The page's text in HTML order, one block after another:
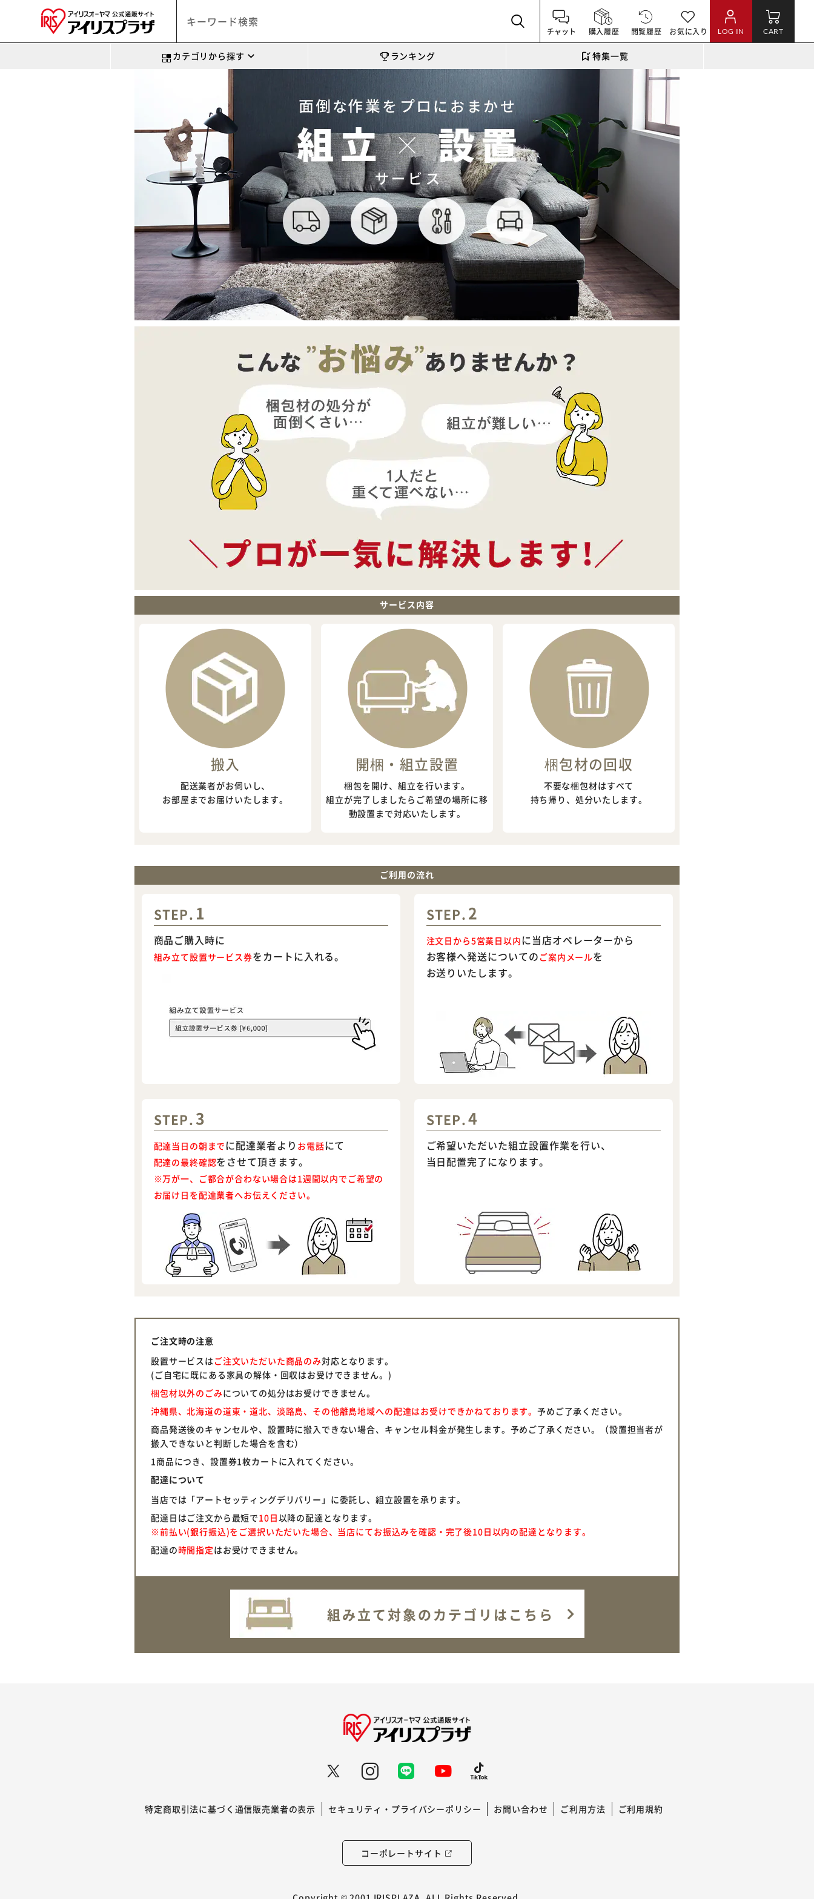
チャット 購入履歴 閲覧履歴 お気に入り LOG IN CART
カテゴリから探す ランキング 特集一覧
サービス内容
搬入
配送業者がお伺いし、
お部屋までお届けいたします。
開梱・組立設置
梱包を開け、組立を行います。
組立が完了しましたらご希望の場所に移
動設置まで対応いたします。
梱包材の回収
不要な梱包材はすべて
持ち帰り、処分いたします。
ご利用の流れ
STEP. 1
商品ご購入時に
組み立て設置サービス券をカートに入れる。
STEP. 2
注文日から5営業日以内に当店オペレーターから
お客様へ発送についての ご案内メールを
お送りいたします。
STEP. 3
配達当日の朝までに配達業者より お電話にて
配達の最終確認をさせて頂きます。
※万が一、ご都合が合わない場合は1週間以内でご希望の
お届け日を配達業者へお伝えください。
STEP.4
ご希望いただいた組立設置作業を行い、
当日配置完了になります。
ご注文時の注意
設置サービスはご注文いただいた商品のみ対応となります。
(ご自宅に既にある家具の解体・回収はお受けできません。)
梱包材以外のごみについての処分はお受けできません。
沖縄県、北海道の道東・道北、淡路島、その他離島地域への配達はお受けできかねております。予めご了承ください。
商品発送後のキャンセルや、設置時に搬入できない場合、キャンセル料金が発生します。予めご了承ください。（設置担当者が
搬入できないと判断した場合を含む）
1商品につき、設置券1枚カートに入れてください。
配達について
当店では「アートセッティングデリバリー」に委託し、組立設置を承ります。
配達日はご注文から最短で10日以降の配達となります。
※前払い(銀行振込)をご選択いただいた場合、当店にてお振込みを確認・完了後10日以内の配達となります。
配達の時間指定はお受けできません。
組み立て対象のカテゴリはこちら
特定商取引法に基づく通信販売業者の表示 セキュリティ・プライバシーポリシー お問い合わせ ご利用方法 ご利用規約
コーポレートサイト
※ご確認ください
購入手続きへ